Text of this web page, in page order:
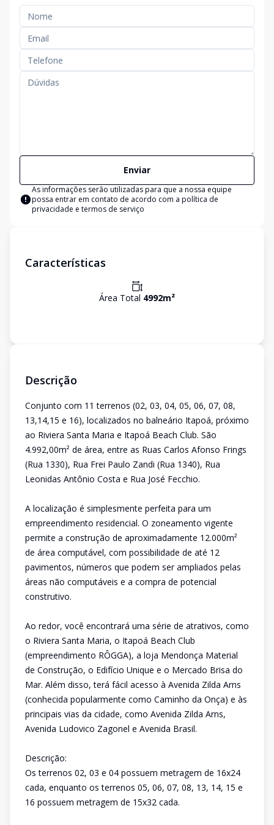
Enviar
As informações serão utilizadas para que a nossa equipe
possa entrar em contato de acordo com a política de
privacidade e termos de serviço
Características
Área Total 4992m²
Descrição
Conjunto com 11 terrenos (02, 03, 04, 05, 06, 07, 08,
13,14,15 e 16), localizados no balneário Itapoá, próximo
ao Riviera Santa Maria e Itapoá Beach Club. São
4.992,00m² de área, entre as Ruas Carlos Afonso Frings
(Rua 1330), Rua Frei Paulo Zandi (Rua 1340), Rua
Leonidas Antônio Costa e Rua José Fecchio.
A localização é simplesmente perfeita para um
empreendimento residencial. O zoneamento vigente
permite a construção de aproximadamente 12.000m²
de área computável, com possibilidade de até 12
pavimentos, números que podem ser ampliados pelas
áreas não computáveis e a compra de potencial
construtivo.
Ao redor, você encontrará uma série de atrativos, como
o Riviera Santa Maria, o Itapoá Beach Club
(empreendimento RÔGGA), a loja Mendonça Material
de Construção, o Edifício Unique e o Mercado Brisa do
Mar. Além disso, terá fácil acesso à Avenida Zilda Arns
(conhecida popularmente como Caminho da Onça) e às
principais vias da cidade, como Avenida Zilda Arns,
Avenida Ludovico Zagonel e Avenida Brasil.
Descrição:
Os terrenos 02, 03 e 04 possuem metragem de 16x24
cada, enquanto os terrenos 05, 06, 07, 08, 13, 14, 15 e
16 possuem metragem de 15x32 cada.